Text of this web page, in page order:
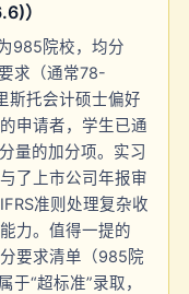
）
985院校，均分
求（通常78-
斯托会计硕士偏好
申请者，学生已通
量的加分项。实习
了上市公司年报审
准则处理复杂收
力。值得一提的
要求清单（985院
“超标准”录取，